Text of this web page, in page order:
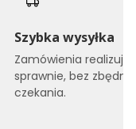
Szybka wysyłka
Zamówienia
sprawnie, bez
czekania.